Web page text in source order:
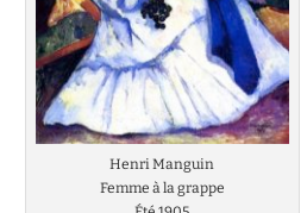
Henri Manguin
Femme à la grappe